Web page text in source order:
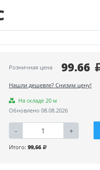
Розничная цена 99.66
Нашли дешевле? Снизим цену!
На складе 20 м
Обновлено 08.08.2026
- +
Итого: 99,66